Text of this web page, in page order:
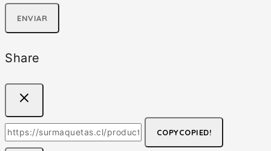
Share
COPYCOPIED!